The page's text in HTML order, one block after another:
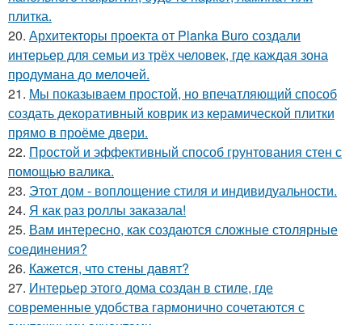
плитка.
20. Архитекторы проекта от Planka Buro создали
интерьер для семьи из трёх человек, где каждая зона
продумана до мелочей.
21. Мы показываем простой, но впечатляющий способ
создать декоративный коврик из керамической плитки
прямо в проёме двери.
22. Простой и эффективный способ грунтования стен с
помощью валика.
23. Этот дом - воплощение стиля и индивидуальности.
24. Я как раз роллы заказала!
25. Вам интересно, как создаются сложные столярные
соединения?
26. Кажется, что стены давят?
27. Интерьер этого дома создан в стиле, где
современные удобства гармонично сочетаются с